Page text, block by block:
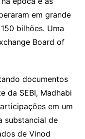
em grande
bilhões. Uma
Board of
documentos
da SEBI, Madhabi
em um
substancial de
de Vinod